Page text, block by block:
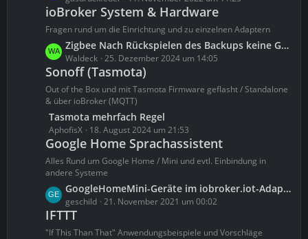
B
i
t
r
ä
g
e
t
z
e
B
i
ä
g
e
ioBroker System & Hardware
Fragen rund um die Einrichtung und zu einzelnen Adaptern
L
e
t
z
t
e
B
e
i
t
ä
g
e
Zigbee Nach Rückspielen des Backups keine Geräte
Waldeck 25. Dezember 2024 um 14:05
Sonoff (Tasmota)
Out of the Box und mit Tasmota Firmware geflasht / Standalone
& über ioBroker (MQTT)
L
e
t
z
t
e
B
e
i
Tasmota mehrfach Regel
AphofisX 18. August 2024 um 21:53
Google Home Sprachassistent
Alles Rund um Google Home / Mini und evtl. Einbindung in
andere Systeme
L
e
z
GoogleHomeMini-Geräte im iobroker.iot-Adapter bearbeiten
geschild 21. November 2021 um 00:02
IFTTT
"If This Than That" Anwendungsbeispiele und Vorschläge